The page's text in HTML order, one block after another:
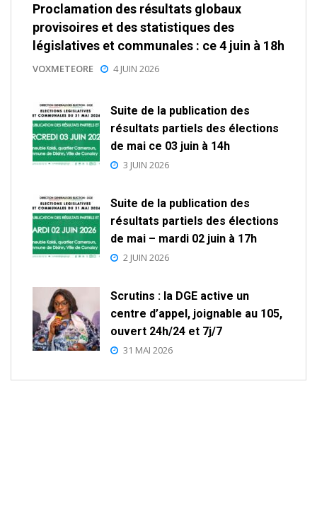
Proclamation des résultats globaux
provisoires et des statistiques des
législatives et communales : ce 4 juin à 18h
VOXMETEORE 4 JUIN 2026
Suite de la publication des
résultats partiels des élections
de mai ce 03 juin à 14h
3 JUIN 2026
Suite de la publication des
résultats partiels des élections
de mai – mardi 02 juin à 17h
2 JUIN 2026
Scrutins : la DGE active un
centre d’appel, joignable au 105,
ouvert 24h/24 et 7j/7
31 MAI 2026